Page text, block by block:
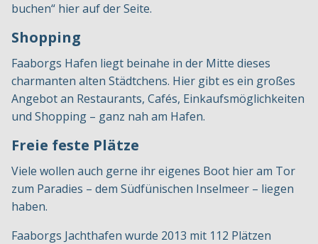
buchen“ hier auf der Seite.
Shopping
Faaborgs Hafen liegt beinahe in der Mitte dieses
charmanten alten Städtchens. Hier gibt es ein großes
Angebot an Restaurants, Cafés, Einkaufsmöglichkeiten
und Shopping – ganz nah am Hafen.
Freie feste Plätze
Viele wollen auch gerne ihr eigenes Boot hier am Tor
zum Paradies – dem Südfünischen Inselmeer – liegen
haben.
Faaborgs Jachthafen wurde 2013 mit 112 Plätzen